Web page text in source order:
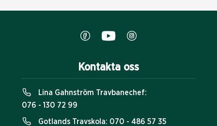
Kontakta oss
Lina Gahnström Travbanechef:
076 - 130 72 99
Gotlands Travskola: 070 - 486 57 35